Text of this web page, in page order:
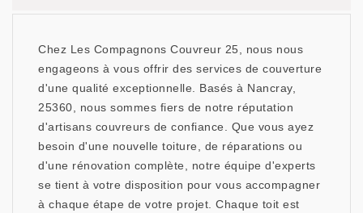
Chez Les Compagnons Couvreur 25, nous nous
engageons à vous offrir des services de couverture
d'une qualité exceptionnelle. Basés à Nancray,
25360, nous sommes fiers de notre réputation
d'artisans couvreurs de confiance. Que vous ayez
besoin d'une nouvelle toiture, de réparations ou
d'une rénovation complète, notre équipe d'experts
se tient à votre disposition pour vous accompagner
à chaque étape de votre projet. Chaque toit est